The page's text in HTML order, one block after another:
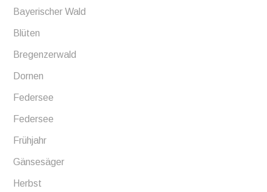
Bayerischer Wald
Blüten
Bregenzerwald
Dornen
Federsee
Federsee
Frühjahr
Gänsesäger
Herbst